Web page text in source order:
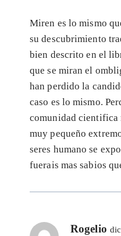
Miren es lo mismo
su descubrimiento
bien descrito en el
que se miran el
han perdido la
caso es lo mismo.
comunidad cientifica
muy pequeño
seres humano se
fuerais mas sabios
Rogelio